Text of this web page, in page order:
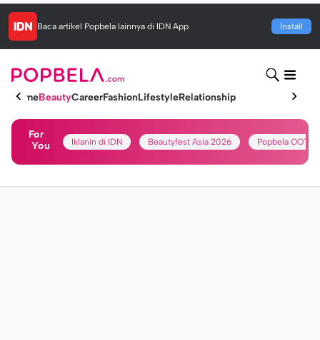
Baca artikel Popbela lainnya di IDN App Install
HomeBeautyCareerFashionLifestyleRelationship
For
You
Iklanin di IDN Beautyfest Asia 2026 Popbela OOTD